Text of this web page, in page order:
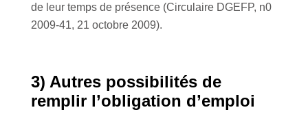
de leur temps de présence (Circulaire DGEFP, n0
2009-41, 21 octobre 2009).
3) Autres possibilités de
remplir l’obligation d’emploi